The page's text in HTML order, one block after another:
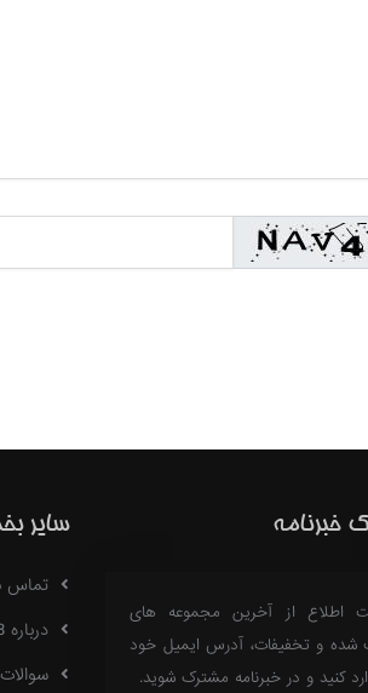
خبرنامه
اطلاع از آخرین مجموعه های
شده و تخفیفات، آدرس ایمیل خود
کنید و در خبرنامه مشترک شوید.
سایر
تماس با
درباره 618